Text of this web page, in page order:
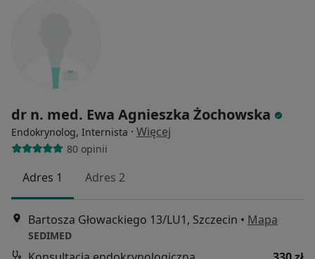
dr n. med. Ewa Agnieszka Żochowska
Endokrynolog, Internista · Więcej
80 opinii
Adres 1 Adres 2
Bartosza Głowackiego 13/LU1, Szczecin • Mapa
SEDIMED